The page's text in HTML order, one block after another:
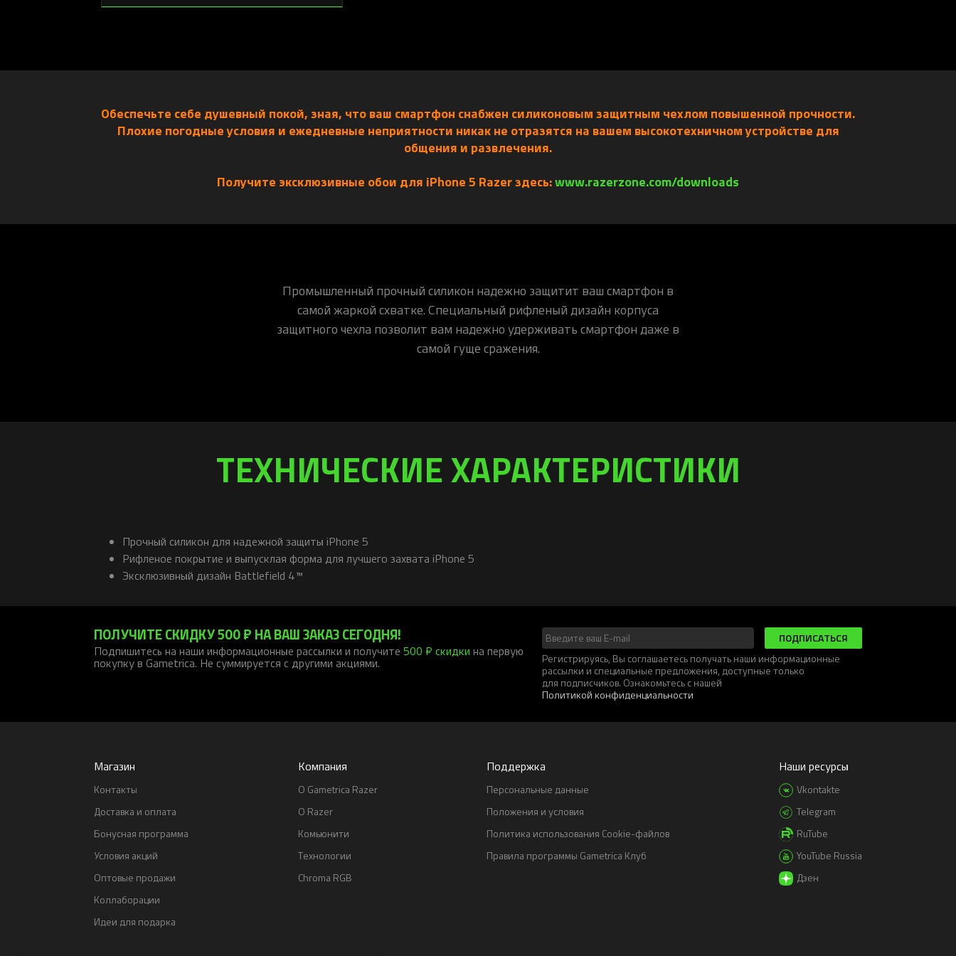
Обеспечьте себе душевный покой, зная, что ваш смартфон снабжен силиконовым защитным чехлом повышенной прочности.
Плохие погодные условия и ежедневные неприятности никак не отразятся на вашем высокотехничном устройстве для
общения и развлечения.
Получите эксклюзивные обои для iPhone 5 Razer здесь:www.razerzone.com/downloads
Промышленный прочный силикон надежно защитит ваш смартфон в
самой жаркой схватке. Специальный рифленый дизайн корпуса
защитного чехла позволит вам надежно удерживать смартфон даже в
самой гуще сражения.
ТЕХНИЧЕСКИЕ ХАРАКТЕРИСТИКИ
Прочный силикон для надежной защиты iPhone 5
Рифленое покрытие и выпусклая форма для лучшего захвата iPhone 5
Эксклюзивный дизайн Battlefield 4™
ПОЛУЧИТЕ СКИДКУ 500 ₽ НА ВАШ ЗАКАЗ СЕГОДНЯ!
Подпишитесь на наши информационные рассылки и получите 500 ₽ скидки на первую
покупку в Gametrica. Не суммируется с другими акциями.
ПОДПИСАТЬСЯ
Регистрируясь, Вы соглашаетесь получать наши информационные
рассылки и специальные предложения, доступные только
для подписчиков. Ознакомьтесь с нашей
Политикой конфиденциальности
Магазин
Контакты
Доставка и оплата
Бонусная программа
Условия акций
Оптовые продажи
Коллаборации
Идеи для подарка
Компания
О Gametrica Razer
О Razer
Комьюнити
Технологии
Chroma RGB
Поддержка
Персональные данные
Положения и условия
Политика использования Cookie-файлов
Правила программы Gametrica Клуб
Наши ресурсы
Vkontakte
Telegram
RuTube
YouTube Russia
Дзен